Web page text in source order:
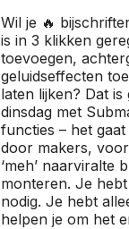
Wil je 🔥
is in 3 klikken
toevoegen,
geluidseffecten
laten lijken? Dat is
dinsdag met
functies – het
door makers,
‘meh’ naarviralte
monteren. Je
nodig. Je hebt
helpen je om het